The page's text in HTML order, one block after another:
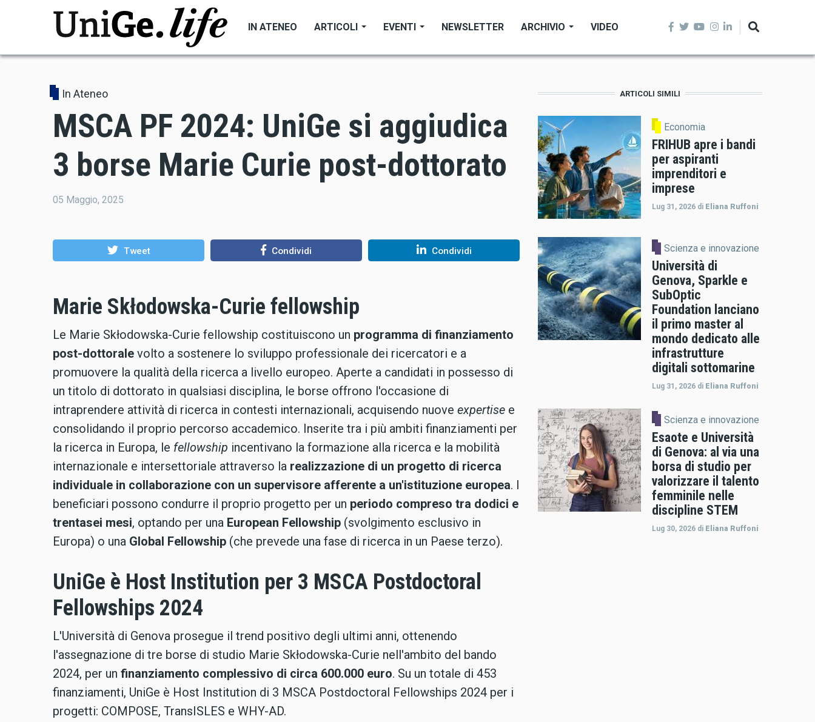
principale
IN ATENEO ARTICOLI EVENTI NEWSLETTER ARCHIVIO VIDEO
In Ateneo
MSCA PF 2024: UniGe si aggiudica
3 borse Marie Curie post-dottorato
05 Maggio, 2025
Tweet Condividi Condividi
Marie Skłodowska-Curie fellowship
Le Marie Skłodowska-Curie fellowship costituiscono un programma di finanziamento
post-dottorale volto a sostenere lo sviluppo professionale dei ricercatori e a
promuovere la qualità della ricerca a livello europeo. Aperte a candidati in possesso di
un titolo di dottorato in qualsiasi disciplina, le borse offrono l'occasione di
intraprendere attività di ricerca in contesti internazionali, acquisendo nuove expertise e
consolidando il proprio percorso accademico. Inserite tra i più ambiti finanziamenti per
la ricerca in Europa, le fellowship incentivano la formazione alla ricerca e la mobilità
internazionale e intersettoriale attraverso la realizzazione di un progetto di ricerca
individuale in collaborazione con un supervisore afferente a un'istituzione europea. I
beneficiari possono condurre il proprio progetto per un periodo compreso tra dodici e
trentasei mesi, optando per una European Fellowship (svolgimento esclusivo in
Europa) o una Global Fellowship (che prevede una fase di ricerca in un Paese terzo).
UniGe è Host Institution per 3 MSCA Postdoctoral
Fellowships 2024
L'Università di Genova prosegue il trend positivo degli ultimi anni, ottenendo
l'assegnazione di tre borse di studio Marie Skłodowska-Curie nell'ambito del bando
2024, per un finanziamento complessivo di circa 600.000 euro. Su un totale di 453
finanziamenti, UniGe è Host Institution di 3 MSCA Postdoctoral Fellowships 2024 per i
progetti: COMPOSE, TransISLES e WHY-AD.
ARTICOLI SIMILI
Economia
FRIHUB apre i bandi
per aspiranti
imprenditori e
imprese
Lug 31, 2026 di Eliana Ruffoni
Scienza e innovazione
Università di
Genova, Sparkle e
SubOptic
Foundation lanciano
il primo master al
mondo dedicato alle
infrastrutture
digitali sottomarine
Lug 31, 2026 di Eliana Ruffoni
Scienza e innovazione
Esaote e Università
di Genova: al via una
borsa di studio per
valorizzare il talento
femminile nelle
discipline STEM
Lug 30, 2026 di Eliana Ruffoni